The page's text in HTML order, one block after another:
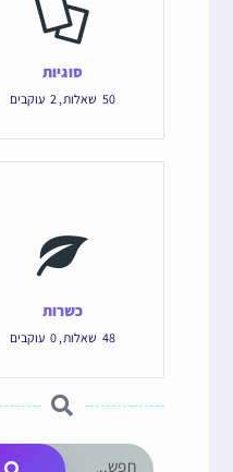
סוגיות
50 שאלות,
2 עוקבים
כשרות
48 שאלות,
0 עוקבים